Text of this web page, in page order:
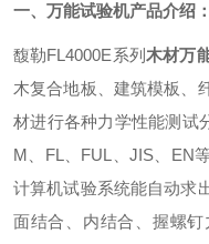
一、万能试验机产品介绍：
馥勒FL4000E系列木材万
木复合地板、建筑模板、
材进行各种力学性能测试
M
FL FUL JIS、 EN
计算机试验系统能自动求
面结合、内结合、握螺